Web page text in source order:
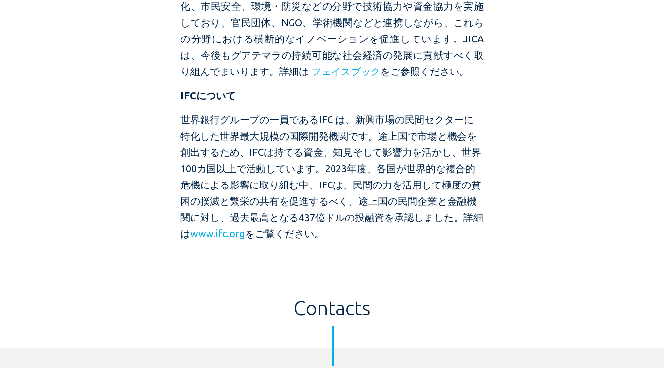
化、市民安全、環境・防災などの分野で技術協力や資金協力を実施
しており、官民団体、NGO、学術機関などと連携しながら、これら
の分野における横断的なイノベーションを促進しています。JICA
は、今後もグアテマラの持続可能な社会経済の発展に貢献すべく取
り組んでまいります。詳細は フェイスブック をご参照ください。
IFCについて
世界銀行グループの一員であるIFC は、新興市場の民間セクターに
特化した世界最大規模の国際開発機関です。途上国で市場と機会を
創出するため、IFCは持てる資金、知見そして影響力を活かし、世界
100カ国以上で活動しています。2023年度、各国が世界的な複合的
危機による影響に取り組む中、IFCは、民間の力を活用して極度の貧
困の撲滅と繁栄の共有を促進するべく、途上国の民間企業と金融機
関に対し、過去最高となる437億ドルの投融資を承認しました。詳細
はwww.ifc.orgをご覧ください。
Contacts